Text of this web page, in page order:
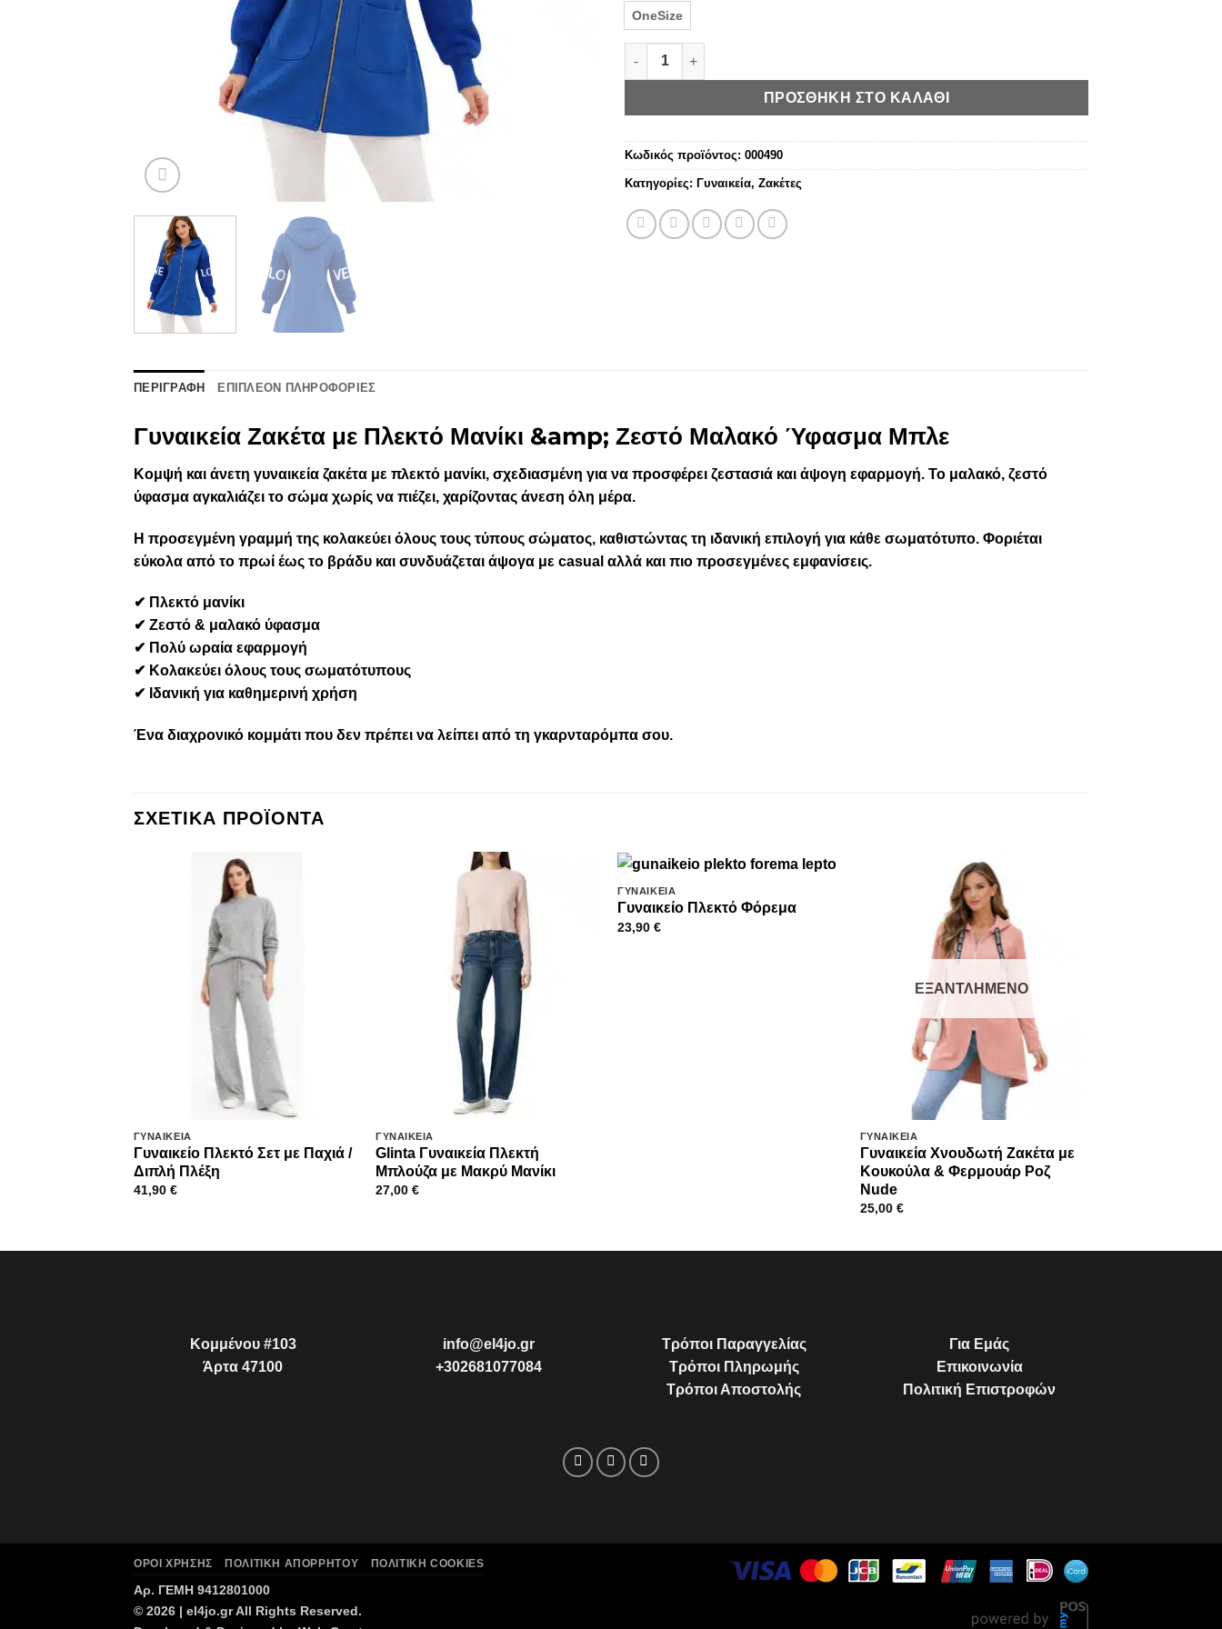
OneSize
Γυναικεία Ζακέτα με Πλεκτό Μανίκι & Ζεστό Μαλακό Ύφασμα Μπλε ποσότητα
ΠΡΟΣΘΉΚΗ ΣΤΟ ΚΑΛΆΘΙ
Κωδικός προϊόντος: 000490
Κατηγορίες: Γυναικεία, Ζακέτες
ΠΕΡΙΓΡΑΦΉ ΕΠΙΠΛΈΟΝ ΠΛΗΡΟΦΟΡΊΕΣ
Γυναικεία Ζακέτα με Πλεκτό Μανίκι &amp; Ζεστό Μαλακό Ύφασμα Μπλε
Κομψή και άνετη γυναικεία ζακέτα με πλεκτό μανίκι, σχεδιασμένη για να προσφέρει ζεστασιά και άψογη εφαρμογή. Το μαλακό, ζεστό
ύφασμα αγκαλιάζει το σώμα χωρίς να πιέζει, χαρίζοντας άνεση όλη μέρα.
Η προσεγμένη γραμμή της κολακεύει όλους τους τύπους σώματος, καθιστώντας τη ιδανική επιλογή για κάθε σωματότυπο. Φοριέται
εύκολα από το πρωί έως το βράδυ και συνδυάζεται άψογα με casual αλλά και πιο προσεγμένες εμφανίσεις.
✔ Πλεκτό μανίκι
✔ Ζεστό & μαλακό ύφασμα
✔ Πολύ ωραία εφαρμογή
✔ Κολακεύει όλους τους σωματότυπους
✔ Ιδανική για καθημερινή χρήση
Ένα διαχρονικό κομμάτι που δεν πρέπει να λείπει από τη γκαρνταρόμπα σου.
ΣΧΕΤΙΚΆ ΠΡΟΪΌΝΤΑ
ΓΥΝΑΙΚΕΊΑ
Γυναικείο Πλεκτό Σετ με Παχιά /
Διπλή Πλέξη
41,90 €
ΓΥΝΑΙΚΕΊΑ
Glinta Γυναικεία Πλεκτή
Μπλούζα με Μακρύ Μανίκι
27,00€
ΓΥΝΑΙΚΕΊΑ
Γυναικείο Πλεκτό Φόρεμα
23,90€
ΕΞΑΝΤΛΗΜΈΝΟ
ΓΥΝΑΙΚΕΊΑ
Γυναικεία Χνουδωτή Ζακέτα με
Κουκούλα & Φερμουάρ Ροζ
Nude
25,00 €
Κομμένου #103
Άρτα 47100
info@el4jo.gr
+302681077084
Τρόποι Παραγγελίας
Τρόποι Πληρωμής
Τρόποι Αποστολής
Για Εμάς
Επικοινωνία
Πολιτική Επιστροφών
ΌΡΟΙ ΧΡΉΣΗΣ ΠΟΛΙΤΙΚΉ ΑΠΟΡΡΉΤΟΥ ΠΟΛΙΤΙΚΉ COOKIES
Αρ. ΓΕΜΗ 9412801000
© 2026 | el4jo.grAll Rights Reserved.